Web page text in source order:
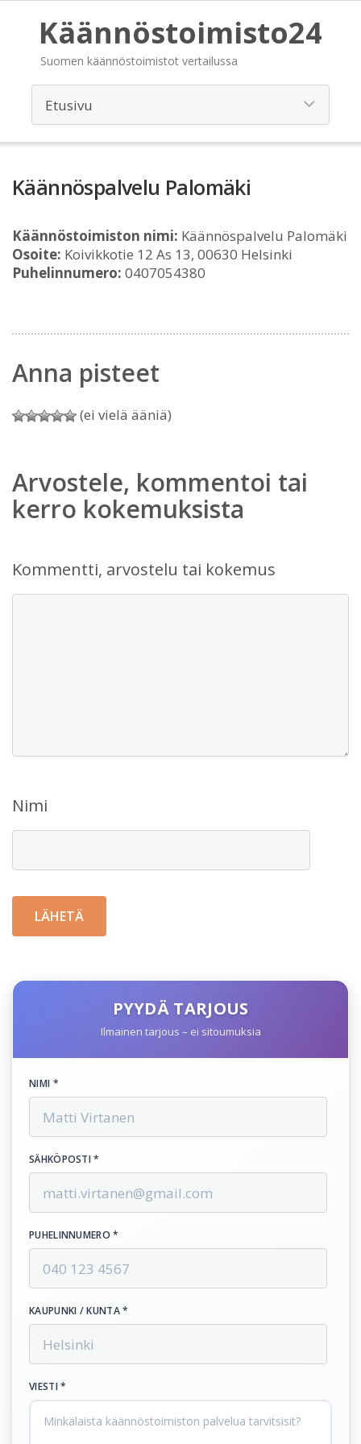
Käännöstoimisto24
Suomen käännöstoimistot vertailussa
Käännöspalvelu Palomäki
Käännöstoimiston nimi: Käännöspalvelu Palomäki
Osoite: Koivikkotie 12 As 13, 00630 Helsinki
Puhelinnumero: 0407054380
Anna pisteet
(ei vielä ääniä)
Arvostele, kommentoi tai
kerro kokemuksista
Kommentti, arvostelu tai kokemus
Nimi
PYYDÄ TARJOUS
Ilmainen tarjous – ei sitoumuksia
NIMI *
SÄHKÖPOSTI *
PUHELINNUMERO *
KAUPUNKI / KUNTA *
VIESTI *